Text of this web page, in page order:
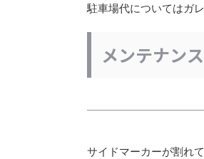
駐車場代についてはガ
メンテナン
サイドマーカーが割れ